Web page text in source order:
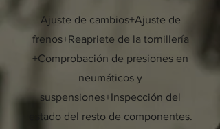
Ajuste de cambios+Ajuste de
frenos+Reapriete de la tornillería
+Comprobación de presiones en
neumáticos y
suspensiones+Inspección del
estado del resto de componentes.